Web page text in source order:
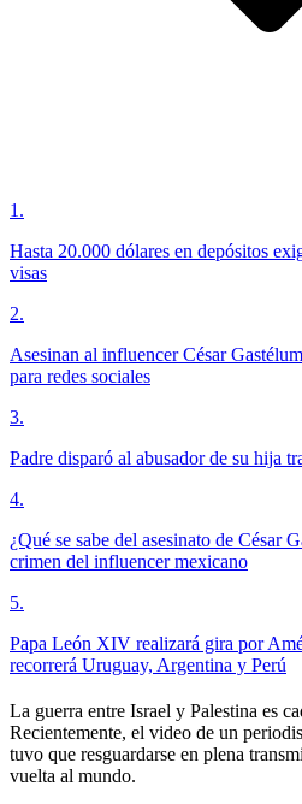
1 .
Hasta 20.000 dólares en depósitos
visas
2.
Asesinan al influencer César
para redes sociales
3.
Padre disparó al abusador de su hija
4.
¿Qué se sabe del asesinato de César
crimen del influencer mexicano
5.
Papa León XIV realizará gira por
recorrerá Uruguay, Argentina y Perú
La guerra entre Israel y Palestina es
Recientemente, el video de un
tuvo que resguardarse en plena
vuelta al mundo.